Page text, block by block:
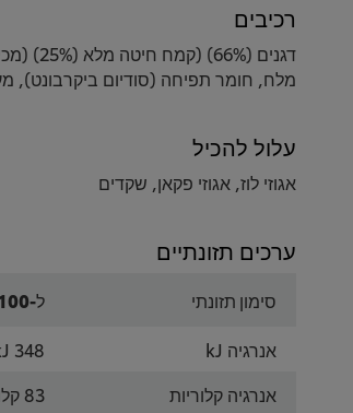
רכיבים
מלח, חומר תפיחה (סודיום ביקרבונט),
עלול להכיל
אגוזי לוז, אגוזי פקאן, שקדים
ערכים תזונתיים
סימון תזונתי
ל-100 גרם
אנרגיה kJ
348 kJ
אנרגיה קלוריות
83 קלוריות